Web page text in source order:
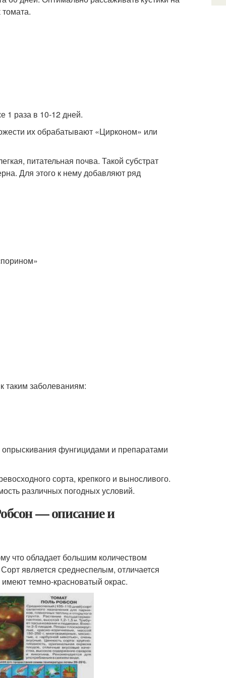
1 раза в 10-12 дней.
их обрабатывают «Цирконом» или
питательная почва. Такой субстрат
Для этого к нему добавляют ряд
таким заболеваниям:
фунгицидами и препаратами
сорта, крепкого и выносливого.
различных погодных условий.
— описание и
что обладает большим количеством
является среднеспелым, отличается
темно-красноватый окрас.